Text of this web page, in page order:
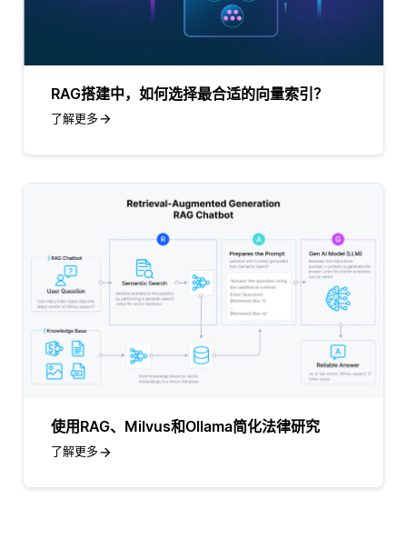
RAG搭建中，如何选择最合适的向量索引？
了解更多
使用RAG、Milvus和Ollama简化法律研究
了解更多